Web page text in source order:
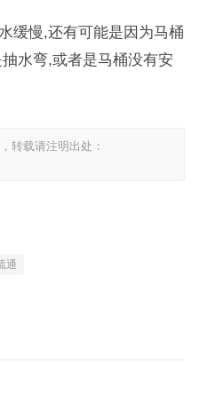
缓慢,还有可能是因为马桶
水弯,或者是马桶没有安
转载请注明出处：
通